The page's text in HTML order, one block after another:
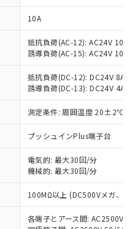
10A
抵抗負荷(AC-12): AC24V 10A/
誘導負荷(AC-15): AC24V
抵抗負荷(DC-12): DC24V 8A/
誘導負荷(DC-13): DC24V 4A/
測定条件: 周囲温度 20±2℃、
プッシュインPlus端子台
電気的: 最大30回/分
機械的: 最大30回/分
100MΩ以上 (DC500Vメガ、点
各端子とアース間: AC2500V
だき、同意のうえ
社制御機器事業取扱
況および標準価格
ていただくもので
取扱商品の中には、
外となる商品もある
提供可能な商品で
令（10物質）の非含
替える予定のある
指令（10物質）の
、対応品を出す予
指令（10物質）の
中または確認中の
など無形物で、有
商品です。
非含有部品として
示します。
有率が中国RoHSの
を示します。